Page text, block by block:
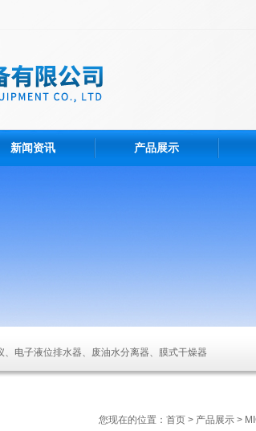
新闻资讯 产品展示
电子液位排水器、废油水分离器、膜式干燥器
您现在的位置： 首页 > 产品展示 >